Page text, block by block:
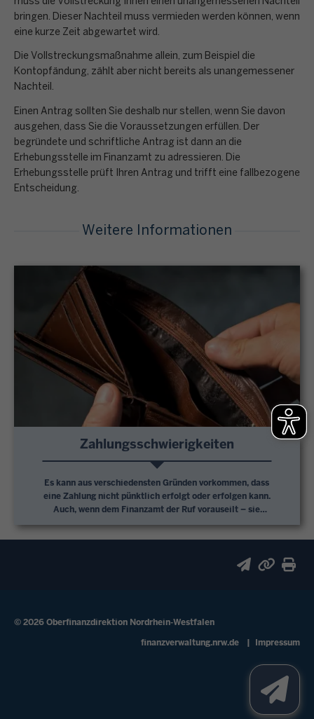
bringen. Dieser Nachteil muss vermieden werden können, wenn
eine kurze Zeit abgewartet wird.
Die Vollstreckungsmaßnahme allein, zum Beispiel die
Kontopfändung, zählt aber nicht bereits als unangemessener
Nachteil.
Einen Antrag sollten Sie deshalb nur stellen, wenn Sie davon
ausgehen, dass Sie die Voraussetzungen erfüllen. Der
begründete und schriftliche Antrag ist dann an die
Erhebungsstelle im Finanzamt zu adressieren. Die
Erhebungsstelle prüft Ihren Antrag und trifft eine fallbezogene
Entscheidung.
Weitere Informationen
Zahlungsschwierigkeiten
Es kann aus verschiedensten Gründen vorkommen, dass
eine Zahlung nicht pünktlich erfolgt oder erfolgen kann.
Auch, wenn dem Finanzamt der Ruf vorauseilt – sie
brauchen nicht befürchten, dass direkt am Folgetag der
© 2026 Oberfinanzdirektion Nordrhein-Westfalen
finanzverwaltung.nrw.de Impressum